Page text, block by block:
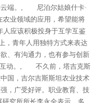
云端。, 尼泊尔姑娘什卡·
农业领域的应用，希望能将
人应该积极投身于互学互鉴
青年人用独特方式来表达
、有沟通力，也有参与创新
互动。, 不久前，塔吉克斯
国，吉尔吉斯斯坦农业技术
，广受好评。职业教育、技